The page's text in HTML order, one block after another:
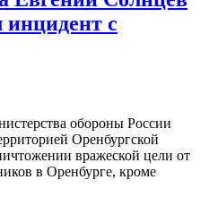
с
обороны России
Оренбургской
вражеской цели от
в Оренбурге, кроме